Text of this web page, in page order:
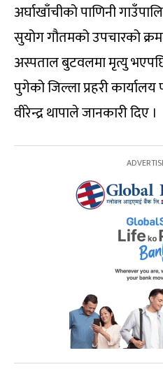
अर्घाखाँचीको पाणिनी
सुयोग गौतमको उपचारको
अस्पताल बुटवलमा मृत्यु
पुगेको जिल्ला प्रहरी
वीरेन्द्र थापाले जानकारी दिए ।